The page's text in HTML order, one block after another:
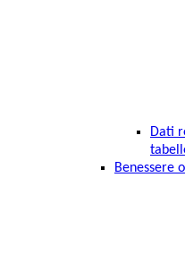
Dati
Benessere